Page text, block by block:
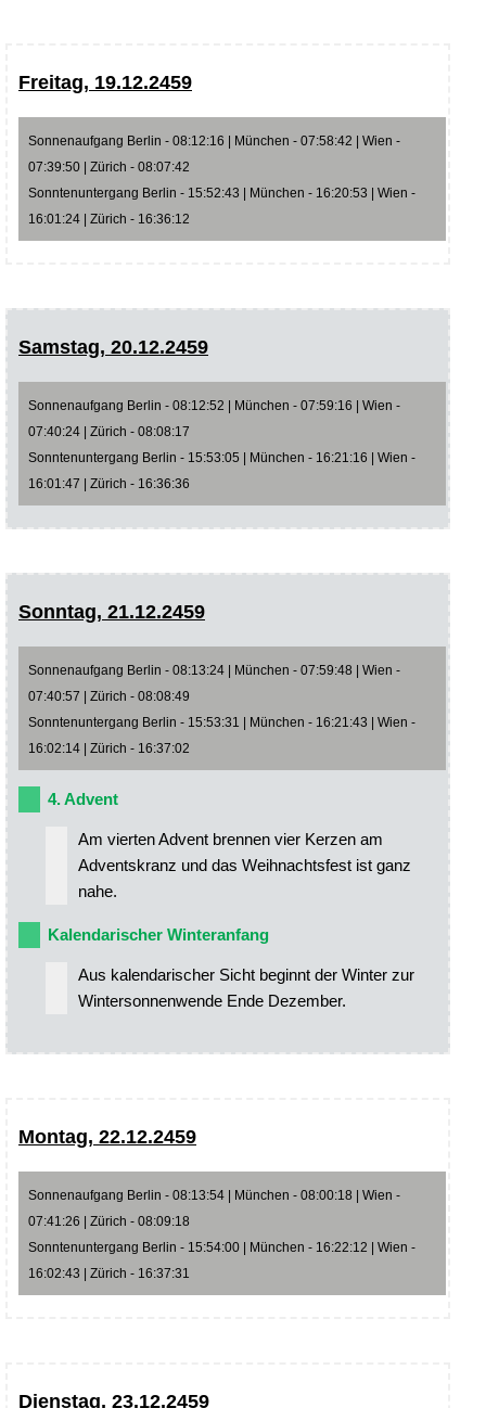
Freitag, 19.12.2459
Sonnenaufgang Berlin - 08:12:16 | München - 07:58:42 | Wien -
07:39:50 | Zürich - 08:07:42
Sonntenuntergang Berlin - 15:52:43 | München - 16:20:53 | Wien -
16:01:24 | Zürich - 16:36:12
Samstag, 20.12.2459
Sonnenaufgang Berlin - 08:12:52 | München - 07:59:16 | Wien -
07:40:24 | Zürich - 08:08:17
Sonntenuntergang Berlin - 15:53:05 | München - 16:21:16 | Wien -
16:01:47 | Zürich - 16:36:36
Sonntag, 21.12.2459
Sonnenaufgang Berlin - 08:13:24 | München - 07:59:48 | Wien -
07:40:57 | Zürich - 08:08:49
Sonntenuntergang Berlin - 15:53:31 | München - 16:21:43 | Wien -
16:02:14 | Zürich - 16:37:02
4. Advent
Am vierten Advent brennen vier Kerzen am
Adventskranz und das Weihnachtsfest ist ganz
nahe.
Kalendarischer Winteranfang
Aus kalendarischer Sicht beginnt der Winter zur
Wintersonnenwende Ende Dezember.
Montag, 22.12.2459
Sonnenaufgang Berlin - 08:13:54 | München - 08:00:18 | Wien -
07:41:26 | Zürich - 08:09:18
Sonntenuntergang Berlin - 15:54:00 | München - 16:22:12 | Wien -
16:02:43 | Zürich - 16:37:31
Dienstag, 23.12.2459